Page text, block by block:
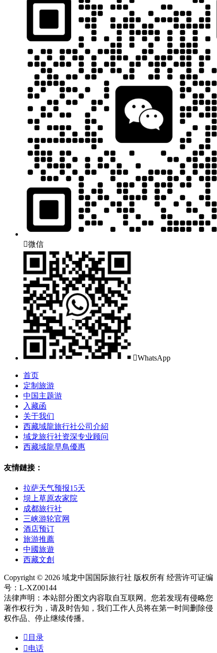
微信
WhatsApp
首页
定制旅游
中国主题游
入藏函
关于我们
西藏域龍旅行社公司介紹
域龙旅行社资深专业顾问
西藏域龍早鳥優惠
友情鏈接：
拉萨天气预报15天
坝上草原农家院
成都旅行社
三峡游轮官网
酒店预订
旅游推薦
中國旅遊
西藏文創
Copyright © 2026 域龙中国国际旅行社 版权所有 经营许可证编
号：L-XZ00144
法律声明：本站部分图文内容取自互联网。您若发现有侵略您
著作权行为，请及时告知，我们工作人员将在第一时间删除侵
权作品、停止继续传播。
 目录
电话